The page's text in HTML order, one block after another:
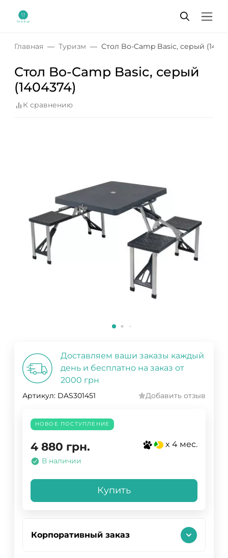
Главная Туризм Стол Bo-Camp Basic, серый
Стол Bo-Camp Basic, серый
(1404374)
К сравнению
Доставляем ваши заказы каждый
день и бесплатно на заказ от
2000 грн
Артикул: DAS301451 Добавить отзыв
НОВОЕ ПОСТУПЛЕНИЕ
4 880 грн. x 4 мес.
В наличии
Купить
Корпоративный заказ